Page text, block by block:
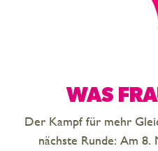
WAS
Der Kampf für mehr
nächste Runde: Am